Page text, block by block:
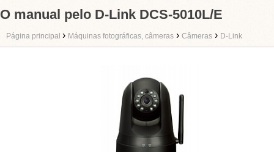
O manual pelo D-Link DCS-5010L/E
Página principal › Máquinas fotográficas, câmeras › Câmeras › D-Link